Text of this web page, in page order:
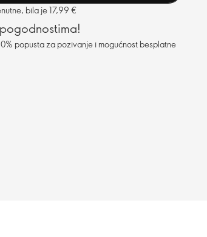
bila je 17,99 €
popusta za pozivanje i mogućnost besplatne